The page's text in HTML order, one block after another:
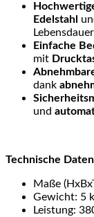
Edelstahl
Einfache
mit
dank
und
Technische
Maße
Gewicht: 5
Leistung: